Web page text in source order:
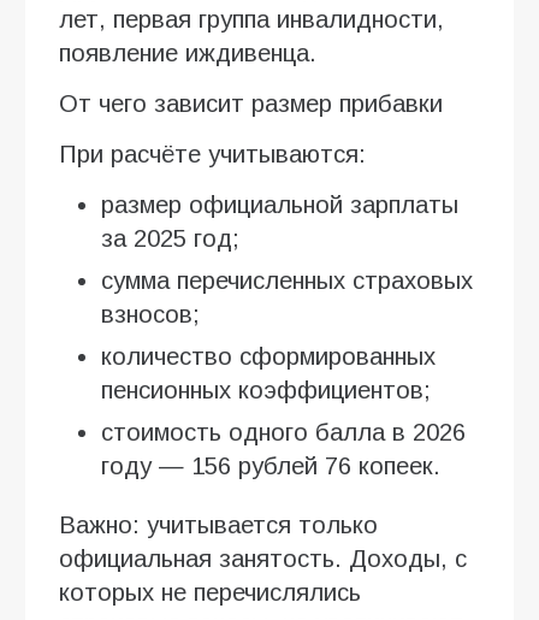
лет, первая группа инвалидности,
появление иждивенца.
От чего зависит размер прибавки
При расчёте учитываются:
размер официальной зарплаты
за 2025 год;
сумма перечисленных страховых
взносов;
количество сформированных
пенсионных коэффициентов;
стоимость одного балла в 2026
году — 156 рублей 76 копеек.
Важно: учитывается только
официальная занятость. Доходы, с
которых не перечислялись